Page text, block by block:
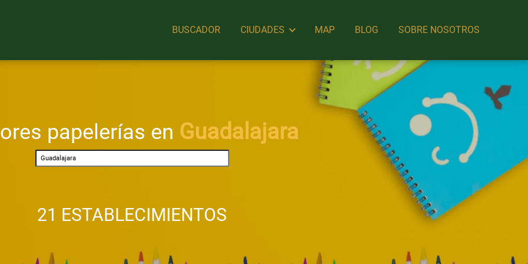
BUSCADOR CIUDADES MAP BLOG SOBRE NOSOTROS
papelerías en Guadalajara
21 ESTABLECIMIENTOS